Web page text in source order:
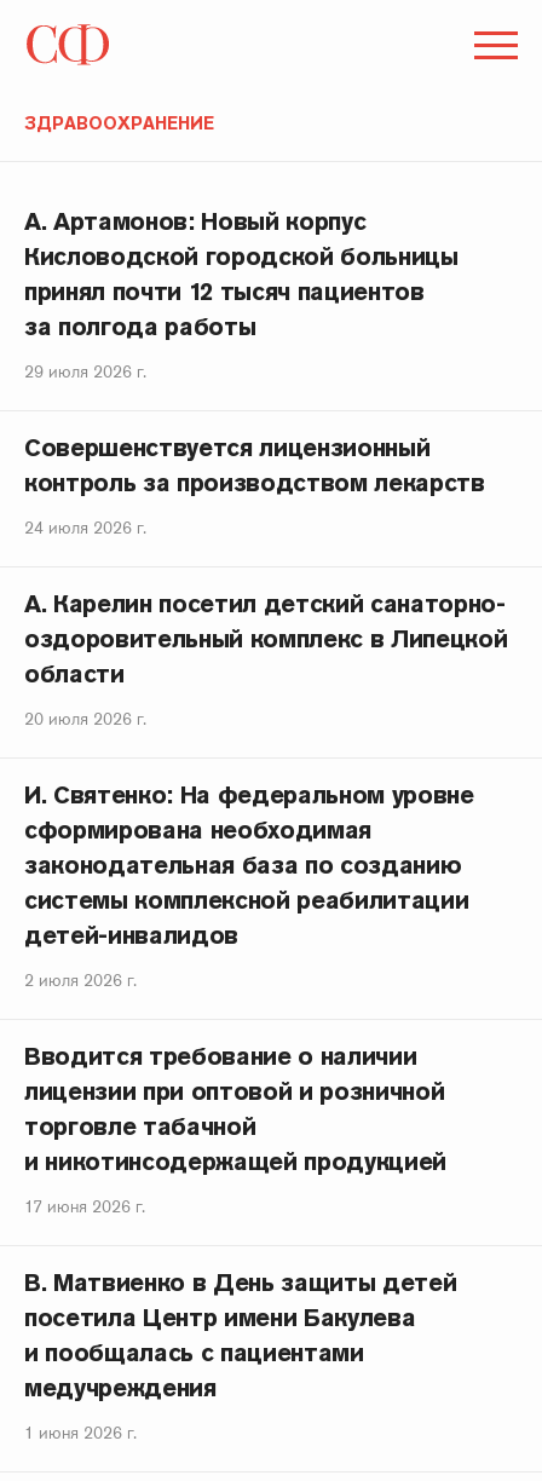
ЗДРАВООХРАНЕНИЕ
А. Артамонов: Новый корпус
Кисловодской городской больницы
принял почти 12 тысяч пациентов
за полгода работы
29 июля 2026 г.
Совершенствуется лицензионный
контроль за производством лекарств
24 июля 2026 г.
А. Карелин посетил детский санаторно-
оздоровительный комплекс в Липецкой
области
20 июля 2026 г.
И. Святенко: На федеральном уровне
сформирована необходимая
законодательная база по созданию
системы комплексной реабилитации
детей-инвалидов
2 июля 2026 г.
Вводится требование о наличии
лицензии при оптовой и розничной
торговле табачной
и никотинсодержащей продукцией
17 июня 2026 г.
В. Матвиенко в День защиты детей
посетила Центр имени Бакулева
и пообщалась с пациентами
медучреждения
1 июня 2026 г.